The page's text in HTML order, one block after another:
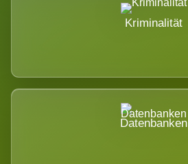
Kriminalität
Datenbanken